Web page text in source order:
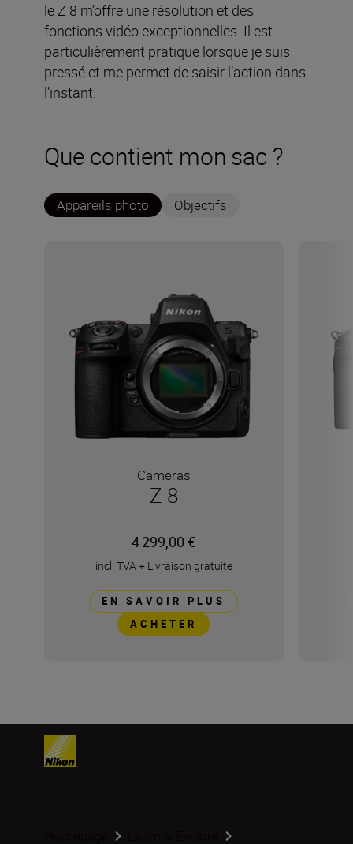
le Z 8 m’offre une résolution et des
fonctions vidéo exceptionnelles. Il est
particulièrement pratique lorsque je suis
pressé et me permet de saisir l’action dans
l’instant.
Que contient mon sac ?
Appareils photo Objectifs
Cameras
Z 8
4 299,00 €
incl. TVA+ Livraison gratuite
EN SAVOIR PLUS
ACHETER